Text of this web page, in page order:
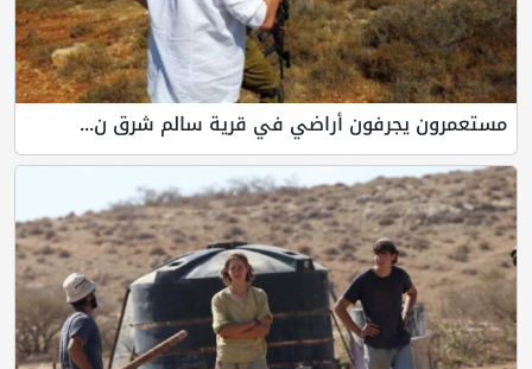
مستعمرون يجرفون أراضي في قرية سالم شرق ن...